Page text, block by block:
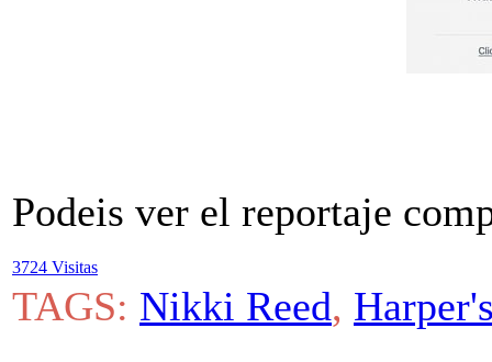
Podeis ver el reportaje
3724 Visitas
TAGS: Nikki Reed,